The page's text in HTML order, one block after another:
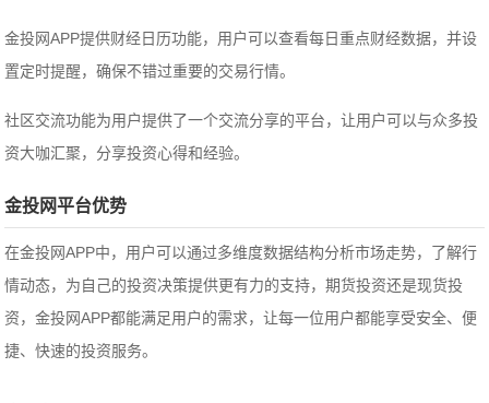
金投网APP提供财经日历功能，用户可以查看每日重点财经数据，并设
置定时提醒，确保不错过重要的交易行情。
社区交流功能为用户提供了一个交流分享的平台，让用户可以与众多投
资大咖汇聚，分享投资心得和经验。
金投网平台优势
在金投网APP中，用户可以通过多维度数据结构分析市场走势，了解行
情动态，为自己的投资决策提供更有力的支持，期货投资还是现货投
资，金投网APP都能满足用户的需求，让每一位用户都能享受安全、便
捷、快速的投资服务。